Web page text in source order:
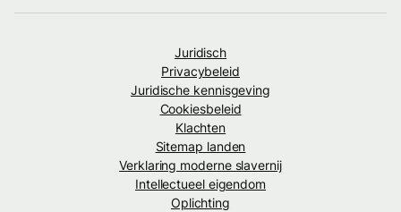
Juridisch
Privacybeleid
Juridische kennisgeving
Cookiesbeleid
Klachten
Sitemap landen
Verklaring moderne slavernij
Intellectueel eigendom
Oplichting